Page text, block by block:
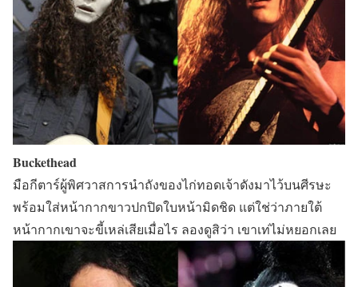
Buckethead
มือกีตาร์ผู้พิศวาสการนำถังของไก่ทอดเจ้าดังมาไว้บนศีรษะ
พร้อมใส่หน้ากากขาวปกปิดใบหน้ามิดชิด แต่ใช่ว่าภายใต้
หน้ากากเขาจะขี้เหล่เสียเมื่อไร ลองดูสิว่า เขาเท่ไม่หยอกเลย